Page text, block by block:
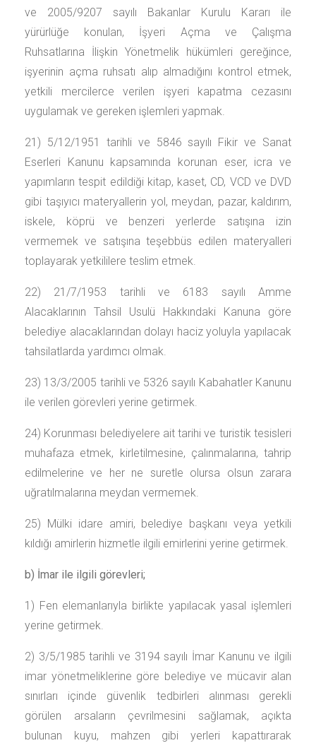
ve 2005/9207 sayılı Bakanlar Kurulu Kararı ile
yürürlüğe konulan, İşyeri Açma ve Çalışma
Ruhsatlarına İlişkin Yönetmelik hükümleri gereğince,
işyerinin açma ruhsatı alıp almadığını kontrol etmek,
yetkili mercilerce verilen işyeri kapatma cezasını
uygulamak ve gereken işlemleri yapmak.
21) 5/12/1951 tarihli ve 5846 sayılı Fikir ve Sanat
Eserleri Kanunu kapsamında korunan eser, icra ve
yapımların tespit edildiği kitap, kaset, CD, VCD ve DVD
gibi taşıyıcı materyallerin yol, meydan, pazar, kaldırım,
iskele, köprü ve benzeri yerlerde satışına izin
vermemek ve satışına teşebbüs edilen materyalleri
toplayarak yetkililere teslim etmek.
22) 21/7/1953 tarihli ve 6183 sayılı Amme
Alacaklarının Tahsil Usulü Hakkındaki Kanuna göre
belediye alacaklarından dolayı haciz yoluyla yapılacak
tahsilatlarda yardımcı olmak.
23) 13/3/2005 tarihli ve 5326 sayılı Kabahatler Kanunu
ile verilen görevleri yerine getirmek.
24) Korunması belediyelere ait tarihi ve turistik tesisleri
muhafaza etmek, kirletilmesine, çalınmalarına, tahrip
edilmelerine ve her ne suretle olursa olsun zarara
uğratılmalarına meydan vermemek.
25) Mülki idare amiri, belediye başkanı veya yetkili
kıldığı amirlerin hizmetle ilgili emirlerini yerine getirmek.
b) İmar ile ilgili görevleri;
1) Fen elemanlarıyla birlikte yapılacak yasal işlemleri
yerine getirmek.
2) 3/5/1985 tarihli ve 3194 sayılı İmar Kanunu ve ilgili
imar yönetmeliklerine göre belediye ve mücavir alan
sınırları içinde güvenlik tedbirleri alınması gerekli
görülen arsaların çevrilmesini sağlamak, açıkta
bulunan kuyu, mahzen gibi yerleri kapattırarak